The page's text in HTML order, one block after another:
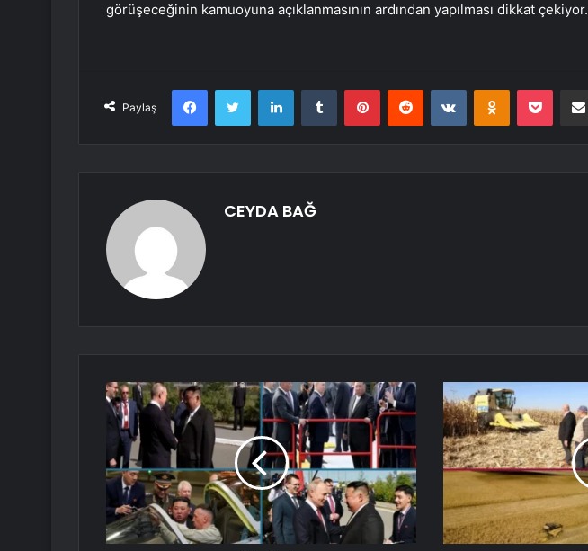
görüşeceğinin kamuoyuna açıklanmasının ardından yapılması dikkat çekiyor.
Paylaş
FacebookTwitter LinkedInTumblr PinterestReddit VKontakteOdnoklassniki
Pocket
CEYDA BAĞ